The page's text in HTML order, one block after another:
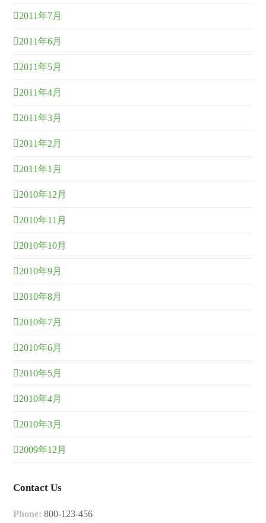
2011年7月
2011年6月
2011年5月
2011年4月
2011年3月
2011年2月
2011年1月
2010年12月
2010年11月
2010年10月
2010年9月
2010年8月
2010年7月
2010年6月
2010年5月
2010年4月
2010年3月
2009年12月
Contact Us
Phone: 800-123-456